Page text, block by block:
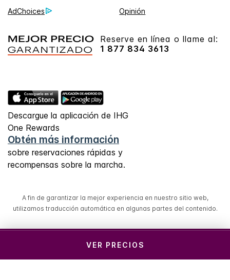
VER PRECIOS
AdChoices
Opinión
Reserve en línea o llame al:
1 877 834 3613
Descargue la aplicación de IHG
One Rewards
Obtén más información
sobre reservaciones rápidas y
recompensas sobre la marcha.
A fin de garantizar la mejor experiencia en nuestro sitio web,
utilizamos traducción automática en algunas partes del contenido.
© 2026 IHG. Todos los derechos reservados. La